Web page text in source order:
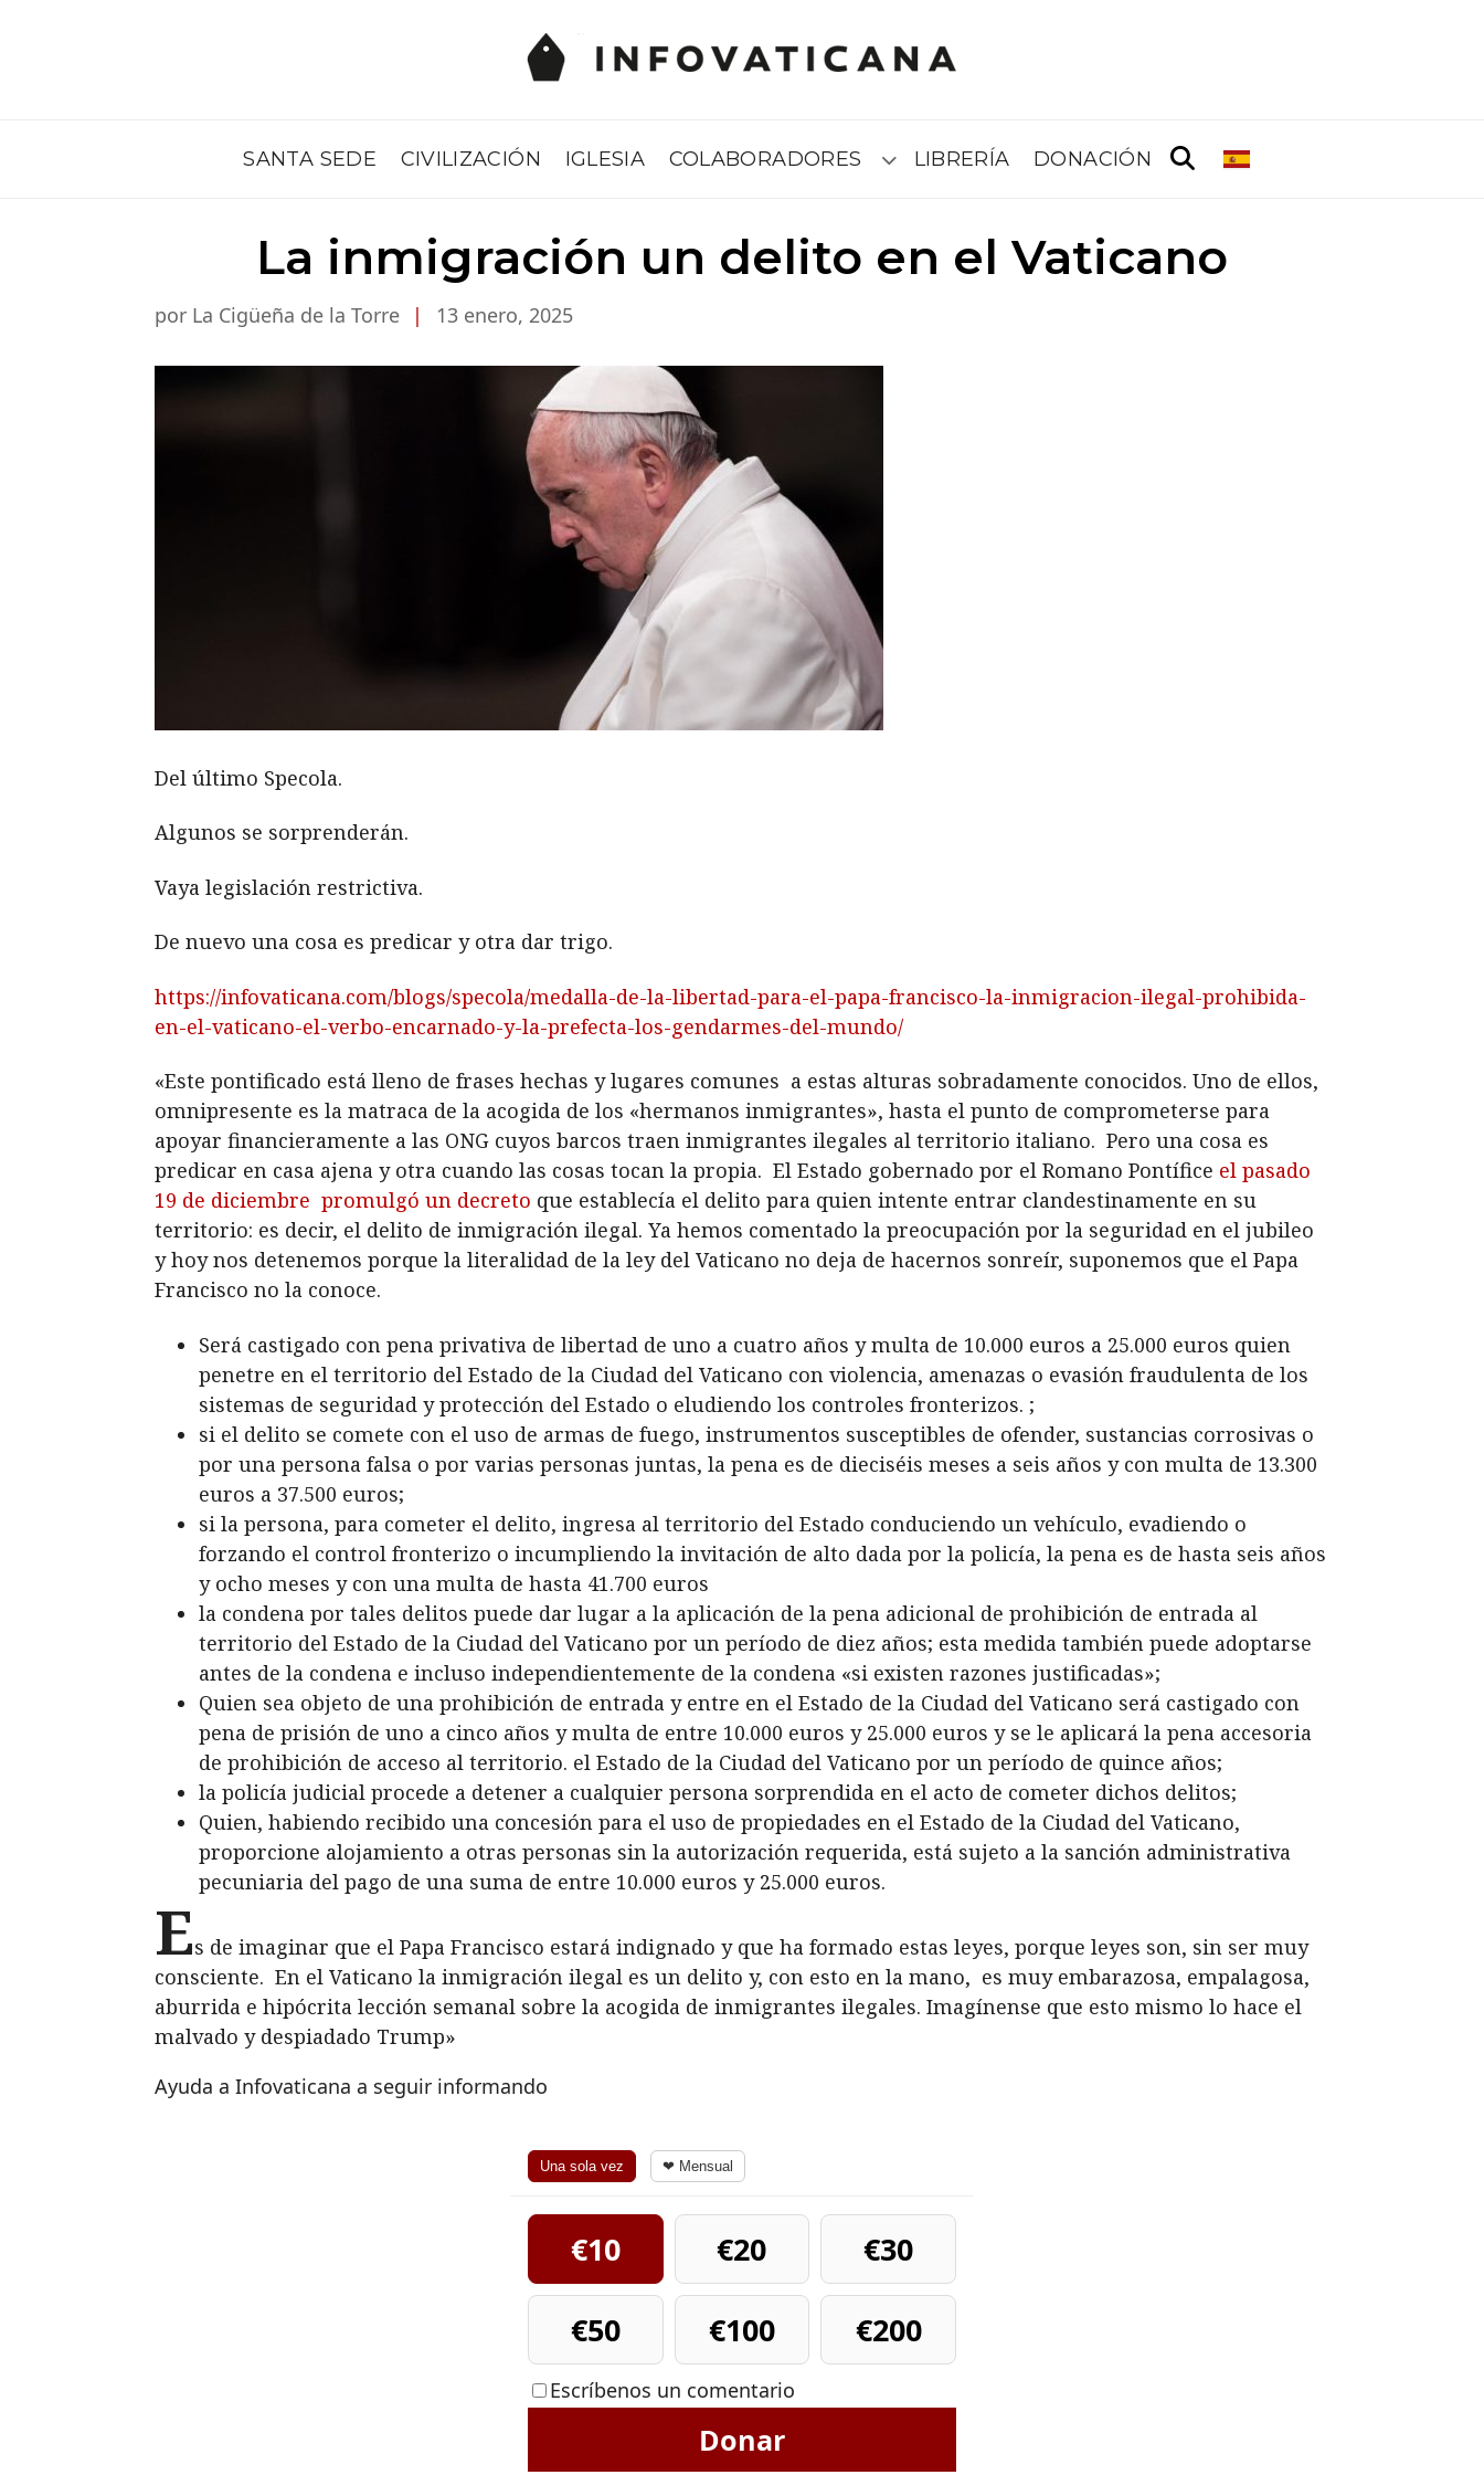
SANTA SEDE CIVILIZACIÓN IGLESIA COLABORADORES Submenú
LIBRERÍA DONACIÓN
La inmigración un delito en el Vaticano
por La Cigüeña de la Torre | 13 enero, 2025
Del último Specola.
Algunos se sorprenderán.
Vaya legislación restrictiva.
De nuevo una cosa es predicar y otra dar trigo.
https://infovaticana.com/blogs/specola/medalla-de-la-libertad-para-el-papa-francisco-la-inmigracion-ilegal-prohibida-
en-el-vaticano-el-verbo-encarnado-y-la-prefecta-los-gendarmes-del-mundo/
«Este pontificado está lleno de frases hechas y lugares comunes a estas alturas sobradamente conocidos. Uno de ellos,
omnipresente es la matraca de la acogida de los «hermanos inmigrantes», hasta el punto de comprometerse para
apoyar financieramente a las ONG cuyos barcos traen inmigrantes ilegales al territorio italiano. Pero una cosa es
predicar en casa ajena y otra cuando las cosas tocan la propia. El Estado gobernado por el Romano Pontífice el pasado
19 de diciembre promulgó un decreto que establecía el delito para quien intente entrar clandestinamente en su
territorio: es decir, el delito de inmigración ilegal. Ya hemos comentado la preocupación por la seguridad en el jubileo
y hoy nos detenemos porque la literalidad de la ley del Vaticano no deja de hacernos sonreír, suponemos que el Papa
Francisco no la conoce.
Será castigado con pena privativa de libertad de uno a cuatro años y multa de 10.000 euros a 25.000 euros quien
penetre en el territorio del Estado de la Ciudad del Vaticano con violencia, amenazas o evasión fraudulenta de los
sistemas de seguridad y protección del Estado o eludiendo los controles fronterizos. ;
si el delito se comete con el uso de armas de fuego, instrumentos susceptibles de ofender, sustancias corrosivas o
por una persona falsa o por varias personas juntas, la pena es de dieciséis meses a seis años y con multa de 13.300
euros a 37.500 euros;
si la persona, para cometer el delito, ingresa al territorio del Estado conduciendo un vehículo, evadiendo o
forzando el control fronterizo o incumpliendo la invitación de alto dada por la policía, la pena es de hasta seis años
y ocho meses y con una multa de hasta 41.700 euros
la condena por tales delitos puede dar lugar a la aplicación de la pena adicional de prohibición de entrada al
territorio del Estado de la Ciudad del Vaticano por un período de diez años; esta medida también puede adoptarse
antes de la condena e incluso independientemente de la condena «si existen razones justificadas»;
Quien sea objeto de una prohibición de entrada y entre en el Estado de la Ciudad del Vaticano será castigado con
pena de prisión de uno a cinco años y multa de entre 10.000 euros y 25.000 euros y se le aplicará la pena accesoria
de prohibición de acceso al territorio. el Estado de la Ciudad del Vaticano por un período de quince años;
la policía judicial procede a detener a cualquier persona sorprendida en el acto de cometer dichos delitos;
Quien, habiendo recibido una concesión para el uso de propiedades en el Estado de la Ciudad del Vaticano,
proporcione alojamiento a otras personas sin la autorización requerida, está sujeto a la sanción administrativa
pecuniaria del pago de una suma de entre 10.000 euros y 25.000 euros.
Es de imaginar que el Papa Francisco estará indignado y que ha formado estas leyes, porque leyes son, sin ser muy
consciente. En el Vaticano la inmigración ilegal es un delito y, con esto en la mano, es muy embarazosa, empalagosa,
aburrida e hipócrita lección semanal sobre la acogida de inmigrantes ilegales. Imagínense que esto mismo lo hace el
malvado y despiadado Trump»
Ayuda a Infovaticana a seguir informando
Una sola vez ❤ Mensual
€10 €20
€30
€50
€100 €200
Escríbenos un comentario
Donar